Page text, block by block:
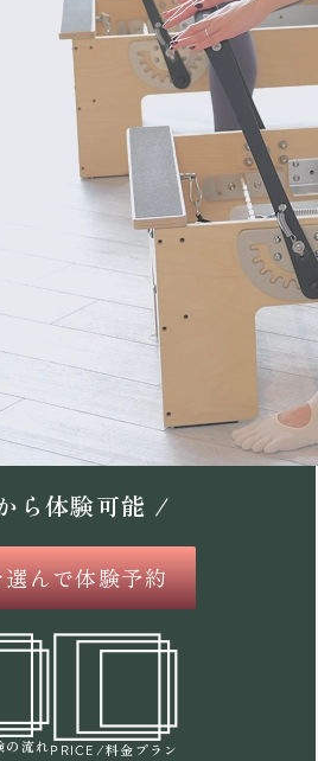
ら体験可能 /
んで体験予約
流れPRICE /料金プラン